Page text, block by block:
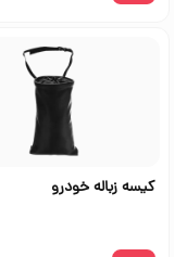
کیسه زباله خودرو